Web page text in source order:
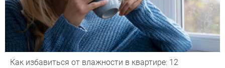
Как избавиться от влажности в квартире: 12